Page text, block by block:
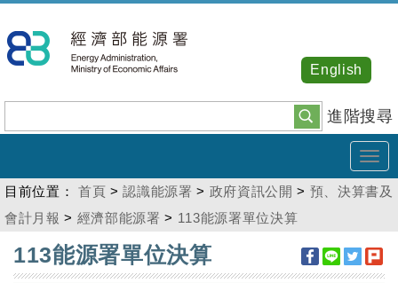
到
主
內
容
進階搜尋
English
目前位置： 首頁 >認識能源署 > 政府資訊公開 > 預、決算書及
會計月報 > 經濟部能源署 > 113能源署單位決算
113能源署單位決算